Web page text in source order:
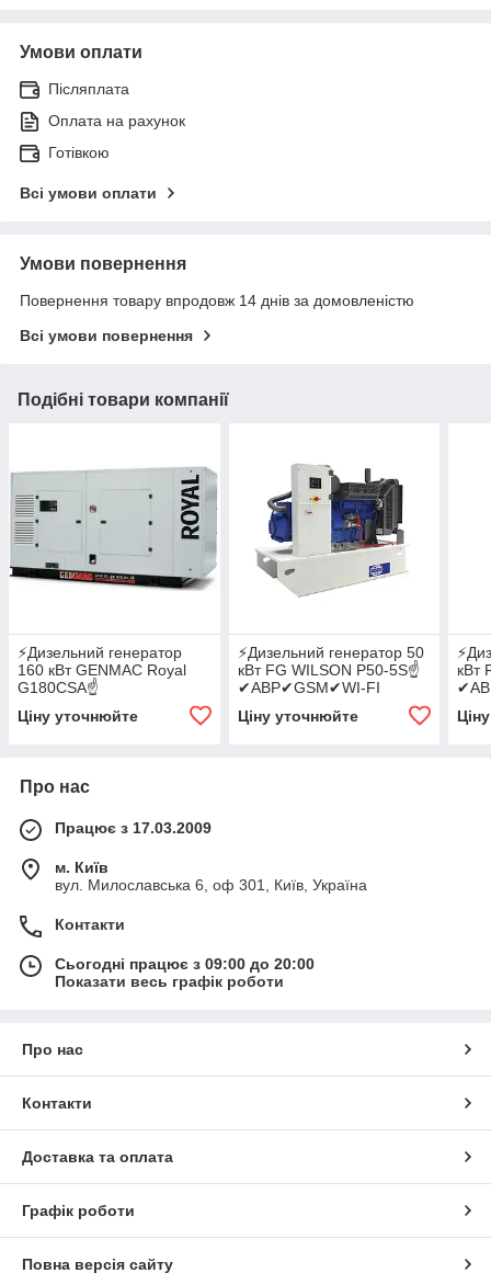
Умови оплати
Післяплата
Оплата на рахунок
Готівкою
Всі умови оплати
Умови повернення
Повернення товару впродовж 14 днів за домовленістю
Всі умови повернення
Подібні товари компанії
⚡️Дизельний генератор
160 кВт GENMAC Royal
G180CSA☝
Ціну уточнюйте
⚡️Дизельний генератор 50
кВт FG WILSON P50-5S☝
✔АВР✔GSM✔WI-FI
Ціну уточнюйте
кВт
Про нас
Працює з 17.03.2009
м. Київ
вул. Милославська 6, оф 301, Київ, Україна
Контакти
Сьогодні працює з 09:00 до 20:00
Показати весь графік роботи
Про нас
Контакти
Доставка та оплата
Графік роботи
Повна версія сайту